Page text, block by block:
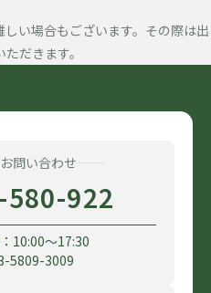
い場合もございます。その際は出
だきます。
問い合わせ
922
10:00〜17:30
5809-3009